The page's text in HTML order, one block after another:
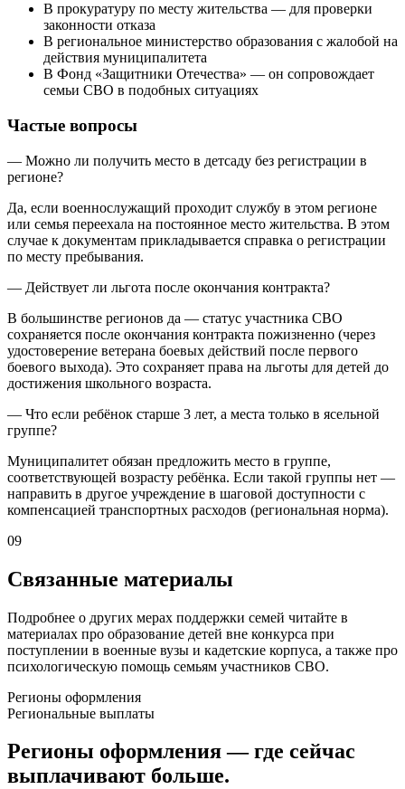
В прокуратуру по месту жительства — для проверки
законности отказа
В региональное министерство образования с жалобой на
действия муниципалитета
В Фонд «Защитники Отечества» — он сопровождает
семьи СВО в подобных ситуациях
Частые вопросы
— Можно ли получить место в детсаду без регистрации в
регионе?
Да, если военнослужащий проходит службу в этом регионе
или семья переехала на постоянное место жительства. В этом
случае к документам прикладывается справка о регистрации
по месту пребывания.
— Действует ли льгота после окончания контракта?
В большинстве регионов да — статус участника СВО
сохраняется после окончания контракта пожизненно (через
удостоверение ветерана боевых действий после первого
боевого выхода). Это сохраняет права на льготы для детей до
достижения школьного возраста.
— Что если ребёнок старше 3 лет, а места только в ясельной
группе?
Муниципалитет обязан предложить место в группе,
соответствующей возрасту ребёнка. Если такой группы нет —
направить в другое учреждение в шаговой доступности с
компенсацией транспортных расходов (региональная норма).
09
Связанные материалы
Подробнее о других мерах поддержки семей читайте в
материалах про образование детей вне конкурса при
поступлении в военные вузы и кадетские корпуса, а также про
психологическую помощь семьям участников СВО.
Регионы оформления
Региональные выплаты
Регионы оформления — где сейчас
выплачивают больше.